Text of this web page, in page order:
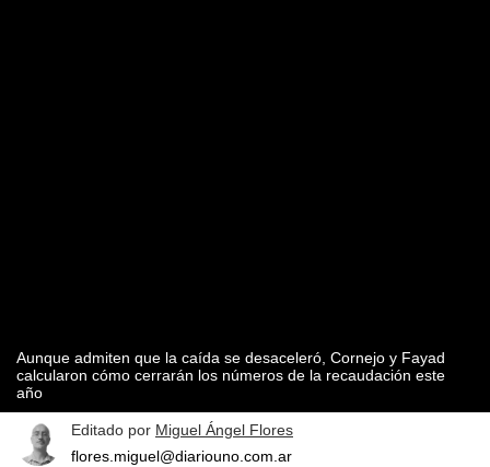
Aunque admiten que la caída se desaceleró, Cornejo y Fayad
calcularon cómo cerrarán los números de la recaudación este
año
Editado por Miguel Ángel Flores
flores.miguel@diariouno.com.ar